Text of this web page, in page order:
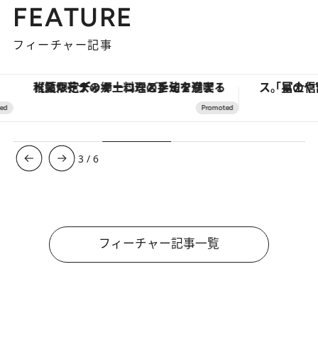
FEATURE
フィーチャー記事
【夏限定ディナーコース】旬を迎える稚鮎や花ズッキーニなどをイタリア・トスカーナの郷土料理の手法で満喫！
3 /6
フィーチャー記事一覧